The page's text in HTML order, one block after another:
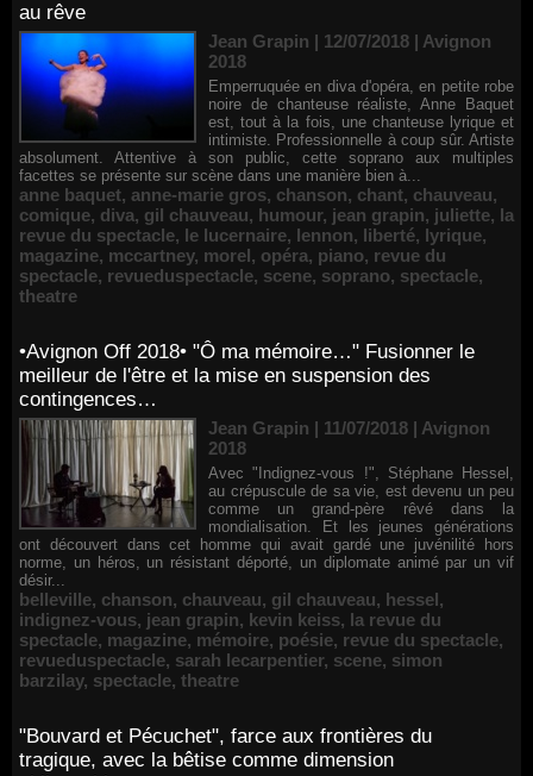
au rêve
Jean Grapin | 12/07/2018 | Avignon
2018
Emperruquée en diva d'opéra, en petite robe
noire de chanteuse réaliste, Anne Baquet
est, tout à la fois, une chanteuse lyrique et
intimiste. Professionnelle à coup sûr. Artiste
absolument. Attentive à son public, cette soprano aux multiples
facettes se présente sur scène dans une manière bien à...
anne baquet, anne-marie gros, chanson, chant, chauveau,
comique, diva, gil chauveau, humour, jean grapin, juliette, la
revue du spectacle, le lucernaire, lennon, liberté, lyrique,
magazine, mccartney, morel, opéra, piano, revue du
spectacle, revueduspectacle, scene, soprano, spectacle,
theatre
•Avignon Off 2018• "Ô ma mémoire…" Fusionner le
meilleur de l'être et la mise en suspension des
contingences…
Jean Grapin | 11/07/2018 | Avignon
2018
Avec "Indignez-vous !", Stéphane Hessel,
au crépuscule de sa vie, est devenu un peu
comme un grand-père rêvé dans la
mondialisation. Et les jeunes générations
ont découvert dans cet homme qui avait gardé une juvénilité hors
norme, un héros, un résistant déporté, un diplomate animé par un vif
désir...
belleville, chanson, chauveau, gil chauveau, hessel,
indignez-vous, jean grapin, kevin keiss, la revue du
spectacle, magazine, mémoire, poésie, revue du spectacle,
revueduspectacle, sarah lecarpentier, scene, simon
barzilay, spectacle, theatre
"Bouvard et Pécuchet", farce aux frontières du
tragique, avec la bêtise comme dimension